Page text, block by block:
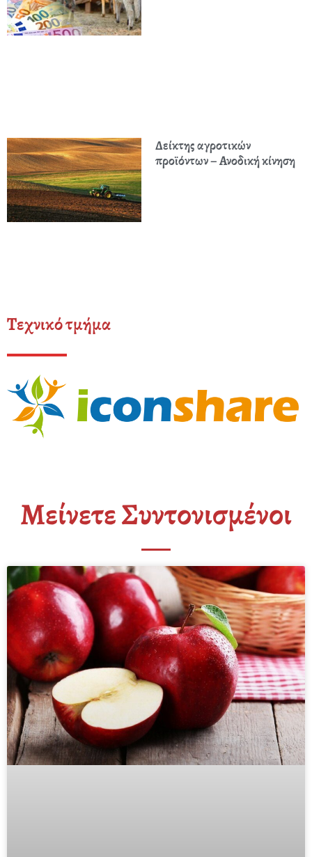
Δείκτης αγροτικών
προϊόντων – Ανοδική κίνηση
Τεχνικό τμήμα
Μείνετε Συντονισμένοι